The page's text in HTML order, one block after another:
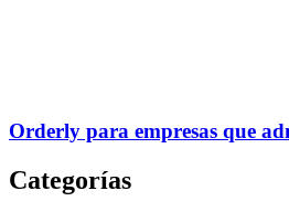
Orderly para empresas que
Categorías